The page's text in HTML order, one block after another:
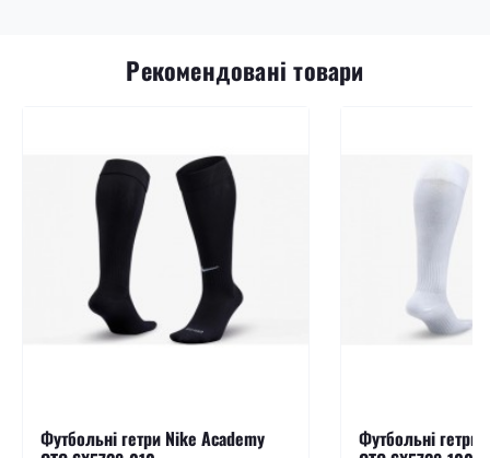
Рекомендовані товари
Футбольні гетри Nike Academy
Футбольні гетри